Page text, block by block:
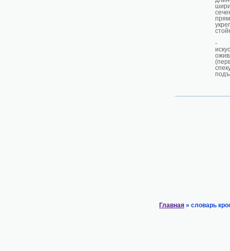
-
Главная » словарь